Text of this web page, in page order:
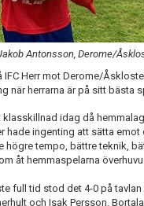
Antonsson, Derome/
Herr mot Derome/
när herrarna är på sitt bästa
klasskillnad idag då
hade ingenting att sätta
högre tempo, bättre teknik,
åt hemmaspelarna
full tid stod det 4-0 på
och Isak Persson.